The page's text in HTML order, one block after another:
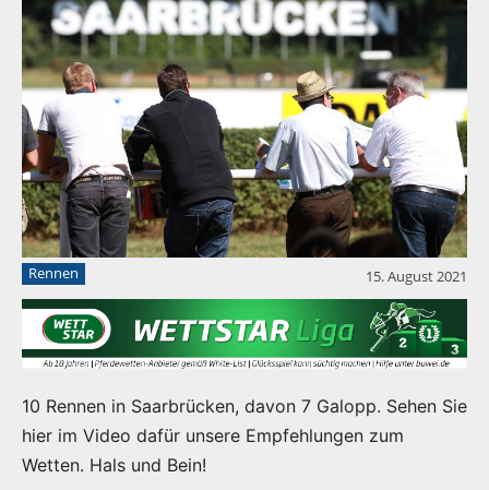
Rennen 15. August 2021
10 Rennen in Saarbrücken, davon 7 Galopp. Sehen Sie
hier im Video dafür unsere Empfehlungen zum
Wetten. Hals und Bein!